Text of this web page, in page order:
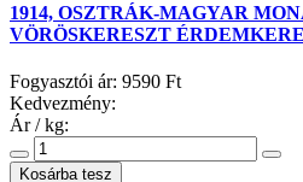
1914, OSZTRÁK-MAGYAR
VÖRÖSKERESZT
Fogyasztói ár: 9590 Ft
Kedvezmény:
Ár / kg: